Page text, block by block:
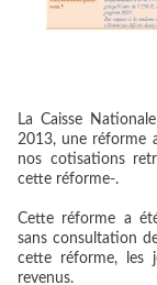
La Caisse
2013, une réforme
nos cotisations
cette réforme-.
Cette réforme a
sans consultation
cette réforme, les
revenus.